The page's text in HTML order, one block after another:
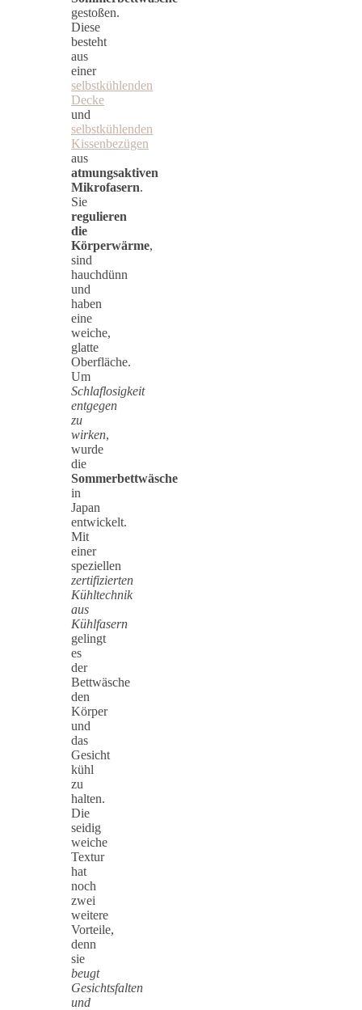
gestoßen.
Diese
besteht
aus
einer
selbstkühlenden
Decke
und
selbstkühlenden
Kissenbezügen
aus
atmungsaktiven
Mikrofasern.
Sie
regulieren
die
Körperwärme,
sind
hauchdünn
und
haben
eine
weiche,
glatte
Oberfläche.
Um
Schlaflosigkeit
entgegen
zu
wirken,
wurde
die
Sommerbettwäsche
in
Japan
entwickelt.
Mit
einer
speziellen
zertifizierten
Kühltechnik
aus
Kühlfasern
gelingt
es
der
Bettwäsche
den
Körper
und
das
Gesicht
kühl
zu
halten.
Die
seidig
weiche
Textur
hat
noch
zwei
weitere
Vorteile,
denn
sie
beugt
Gesichtsfalten
und